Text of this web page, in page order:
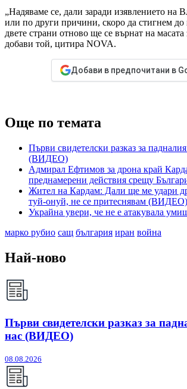
„Надяваме се, дали заради изявлението на
или по други причини, скоро да стигнем до
двете страни отново ще се върнат на масата
добави той, цитира NOVA.
Добави в предпочитани в
Още по темата
Първи свидетелски разказ за
(ВИДЕО)
Адмирал Ефтимов за дрона край
преднамерени действия срещу
Жител на Кардам: Дали ще ме удари
туй-онуй, не се притеснявам (ВИДЕО)
Украйна увери, че не е атакувала
марко рубио сащ българия иран война
Най-ново
Първи свидетелски разказ за
нас (ВИДЕО)
08.08.2026